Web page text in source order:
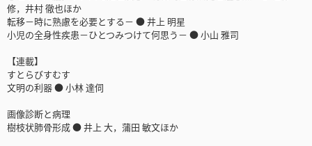
修，井村 徹也ほか
転移－時に熟慮を必要とする－ ● 井上 明星
小児の全身性疾患－ひとつみつけて何思う－ ● 小山 雅司
【連載】
すとらびすむす
文明の利器 ● 小林 達伺
画像診断と病理
樹枝状肺骨形成 ● 井上 大，蒲田 敏文ほか